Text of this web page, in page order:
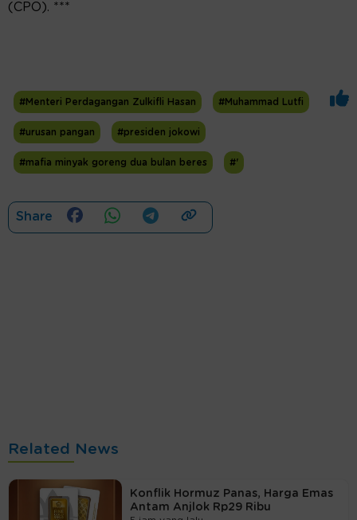
(CPO). ***
#Menteri Perdagangan Zulkifli Hasan #Muhammad Lutfi
#urusan pangan #presiden jokowi
#mafia minyak goreng dua bulan beres #'
Share
Related News
Konflik Hormuz Panas, Harga Emas
Antam Anjlok Rp29 Ribu